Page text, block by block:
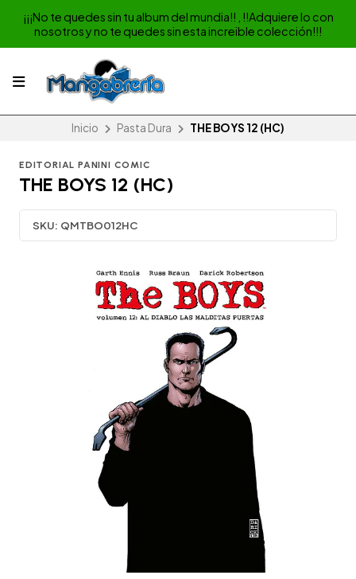
¡¡¡No te quedes sin tu album del mundia!! , !!Adquiere lo con
nosotros y no te quedes sin esta increible colección!!!
Inicio Pasta Dura THE BOYS 12 (HC)
EDITORIAL PANINI COMIC
THE BOYS 12 (HC)
SKU: QMTBO012HC